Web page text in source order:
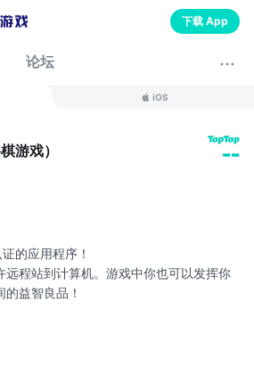
下载 App
论坛
iOS
游戏） --
的应用程序！
远程站到计算机。游戏中你也可以发挥你
益智良品！
项菜单中更改。